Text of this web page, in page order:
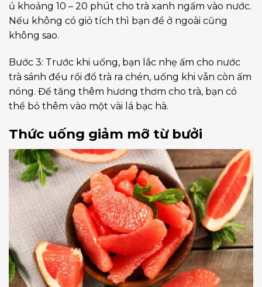
ủ khoảng 10 – 20 phút cho trà xanh ngấm vào nước.
Nếu không có giỏ tích thì bạn để ở ngoài cũng
không sao.
Bước 3: Trước khi uống, bạn lắc nhẹ ấm cho nước
trà sánh đều rồi đổ trà ra chén, uống khi vẫn còn ấm
nóng. Để tăng thêm hương thơm cho trà, bạn có
thể bỏ thêm vào một vài lá bạc hà.
Thức uống giảm mỡ từ bưởi